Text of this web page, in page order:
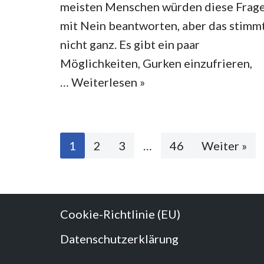
meisten Menschen würden diese
mit Nein beantworten, aber das
nicht ganz. Es gibt ein paar
Möglichkeiten, Gurken einzufrieren,
… Weiterlesen »
1 2 3 … 46 Weiter »
Cookie-Richtlinie (EU)
Datenschutzerklärung